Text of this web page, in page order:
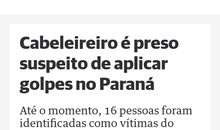
Cabeleireiro é preso
suspeito de aplicar
golpes no Paraná
Até o momento, 16 pessoas foram
identificadas como vítimas do